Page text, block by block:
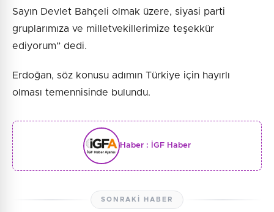
Sayın Devlet Bahçeli olmak üzere, siyasi parti
gruplarımıza ve milletvekillerimize teşekkür
ediyorum” dedi.
Erdoğan, söz konusu adımın Türkiye için hayırlı
olması temennisinde bulundu.
Haber : İGF Haber
SONRAKI HABER